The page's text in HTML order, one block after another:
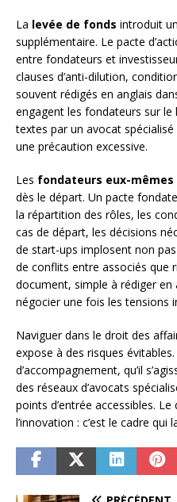
La levée de fonds introduit
supplémentaire. Le pacte
entre fondateurs et
clauses d’anti-dilution,
souvent rédigés en anglais
engagent les fondateurs sur le
textes par un avocat
une précaution excessive.
Les fondateurs eux-mêmes
dès le départ. Un pacte
la répartition des rôles, les
cas de départ, les décisions
de start-ups implosent non
de conflits entre associés que
document, simple à rédiger
négocier une fois les tensions
Naviguer dans le droit des
expose à des risques
d’accompagnement, qu’il
des réseaux d’avocats
points d’entrée accessibles.
l’innovation : c’est le cadre qui